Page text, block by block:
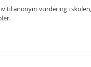
til anonym vurdering i